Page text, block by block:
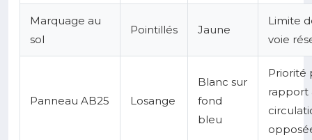
Marquage au
sol
Pointillés Jaune
Limite
voie
Panneau AB25 Losange
Blanc sur
fond
bleu
Priorité
rapport